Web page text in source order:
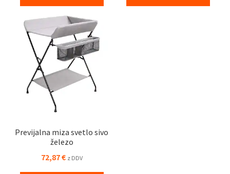
Previjalna miza svetlo sivo
železo
72,87€ z DDV